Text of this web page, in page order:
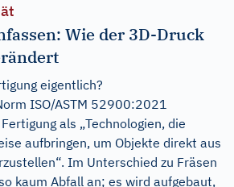
Wie der 3D-Druck
eigentlich?
ISO/ASTM 52900:2021
als „Technologien, die
auf­bringen, um Objekte direkt aus
Im Unterschied zu Fräsen
kaum Abfall an; es wird aufgebaut,